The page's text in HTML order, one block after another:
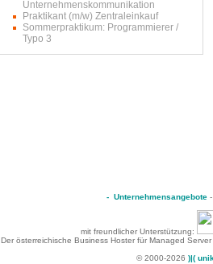
Unternehmenskommunikation
Praktikant (m/w) Zentraleinkauf
Sommerpraktikum: Programmierer /
Typo 3
- Unternehmensangebote
mit freundlicher Unterstützung:
Der österreichische Business Hoster für Managed
© 2000-2026 )|(